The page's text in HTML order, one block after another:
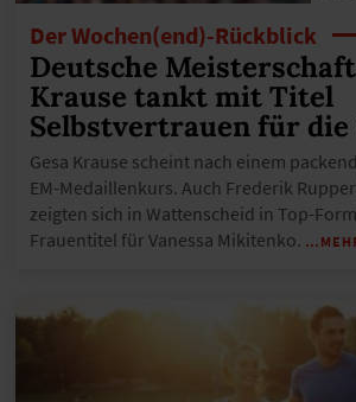
Der Wochen(end)-Rückblick
Deutsche
Krause tankt mit Titel
Selbstvertrauen für die
Gesa Krause scheint nach einem
EM-Medaillenkurs. Auch Frederik
zeigten sich in Wattenscheid in Top-
Frauentitel für Vanessa Mikitenko.